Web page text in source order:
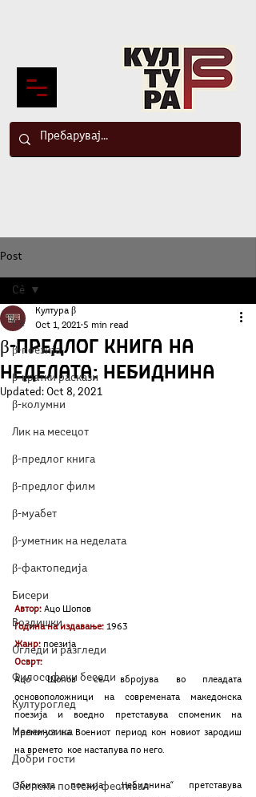
Post
Сè
β-поезија
β-кратки раскази
β-колумни
Лик на месецот
β-предлог книга
β-предлог филм
β-муабет
β-уметник на неделата
β-фактопедија
Бисери
Воздишки
Огледи и разгледи
Философски беседи
Културоглед
Мелемузика
Добри гости
Скопски поетски фестивал
Сè
β-Предлог книга на
неделата: Небиднина
Култура β
Oct 1, 2021 5 min read
Updated: Oct 8, 2021
Автор: Ацо Шопов
Година на издавање: 1963
Жанр: поезија
Осврт:
Ацо Шопов се вбројува во плеадата
основоположници на современата македонска
поезија и воедно претставува споменик на
преминот на Воениот период кон новиот зародиш
на времето  кое настапува по него.
Збирката поезија „Небиднина“ претставува